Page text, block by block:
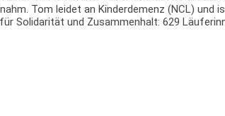
Tom leidet an Kinderdemenz (NCL) und
und Zusammenhalt: 629